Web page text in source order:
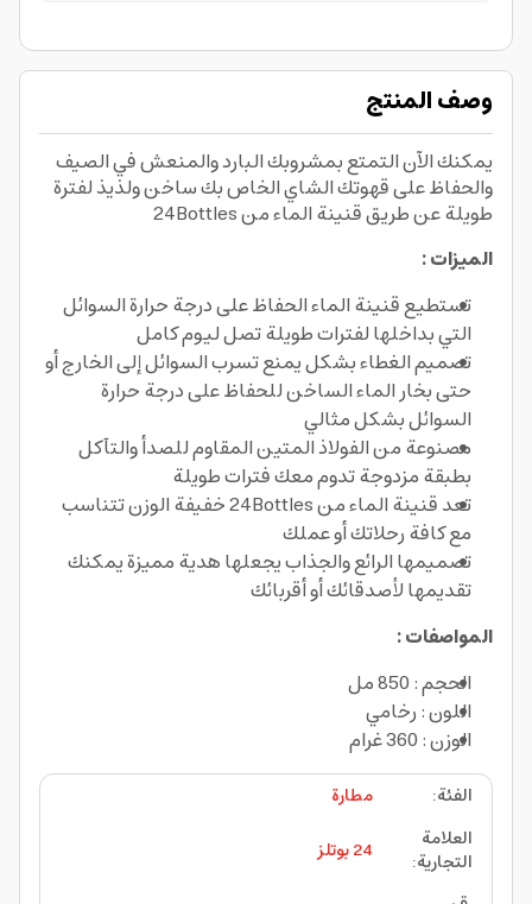
وصف المنتج
يمكنك الآن التمتع بمشروبك البارد والمنعش في الصيف
والحفاظ على قهوتك الشاي الخاص بك ساخن ولذيذ لفترة
طويلة عن طريق قنينة الماء من 24Bottles
الميزات :
تستطيع قنينة الماء الحفاظ على درجة حرارة السوائل
التي بداخلها لفترات طويلة تصل ليوم كامل
تصميم الغطاء بشكل يمنع تسرب السوائل إلى الخارج أو
حتى بخار الماء الساخن للحفاظ على درجة حرارة
السوائل بشكل مثالي
مصنوعة من الفولاذ المتين المقاوم للصدأ والتآكل
بطبقة مزدوجة تدوم معك فترات طويلة
تعد قنينة الماء من 24Bottles خفيفة الوزن تتناسب
مع كافة رحلاتك أو عملك
تصميمها الرائع والجذاب يجعلها هدية مميزة يمكنك
تقديمها لأصدقائك أو أقربائك
المواصفات :
الحجم : 850 مل
اللون : رخامي
الوزن : 360 غرام
الفئة:
مطارة
العلامة
التجارية:
24 بوتلز